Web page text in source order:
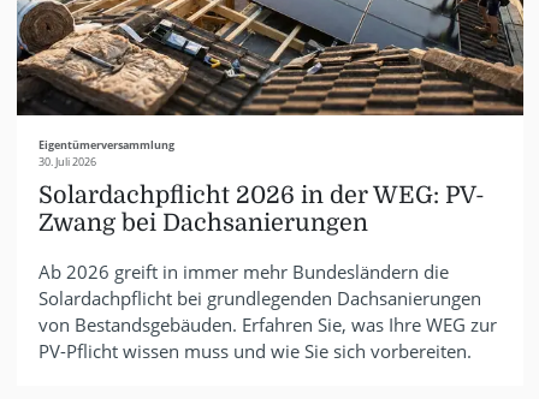
Eigentümerversammlung
30. Juli 2026
Solardachpflicht 2026 in der WEG: PV-
Zwang bei Dachsanierungen
Ab 2026 greift in immer mehr Bundesländern die
Solardachpflicht bei grundlegenden Dachsanierungen
von Bestandsgebäuden. Erfahren Sie, was Ihre WEG zur
PV-Pflicht wissen muss und wie Sie sich vorbereiten.